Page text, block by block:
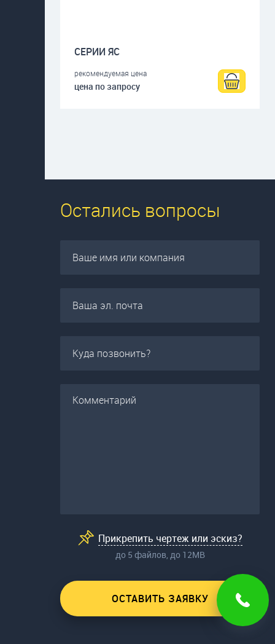
СЕРИИ ЯС
рекомендуемая цена
цена по запросу
Остались вопросы
Прикрепить чертеж или эскиз?
до 5 файлов, до 12МВ